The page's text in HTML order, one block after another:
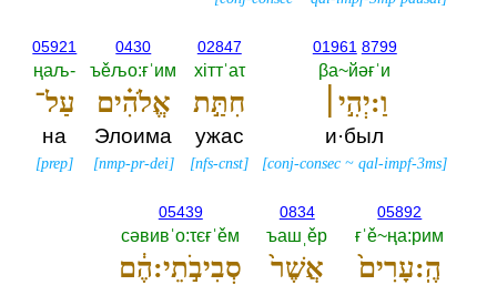
01961 8799
βа~йәғˈи
וַ:יְהִ֣י׀
и·был
[conj-consec ~qal-impf-3ms]
02847
хiттˈаτ
חִתַּ֣ת
ужас
[nfs-cnst]
0430
ъěљо:ғˈим
אֱלֹהִ֗ים
Элоима
[nmp-pr-dei]
05921
ңаљ-‎
עַל־
на
[prep]
05892
ғˈě~ңа:рим
הֶֽ:עָרִים֙
0834
ъашˌěр
אֲשֶׁר֙
05439
сәвивˈо:τєғˈěм
סְבִיבֹ֣תֵי:הֶ֔ם